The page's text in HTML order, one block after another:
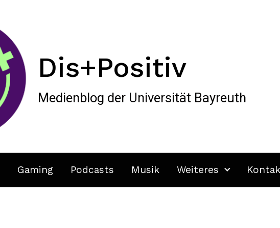
Dis+Positiv
Medienblog der Universität Bayreuth
Gaming Podcasts Musik Weiteres